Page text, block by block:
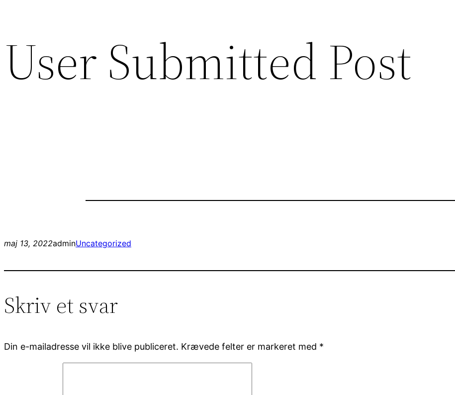
indhold
User Submitted Post
maj 13, 2022adminUncategorized
Skriv et svar
Din e-mailadresse vil ikke blive publiceret. Krævede felter er markeret med *